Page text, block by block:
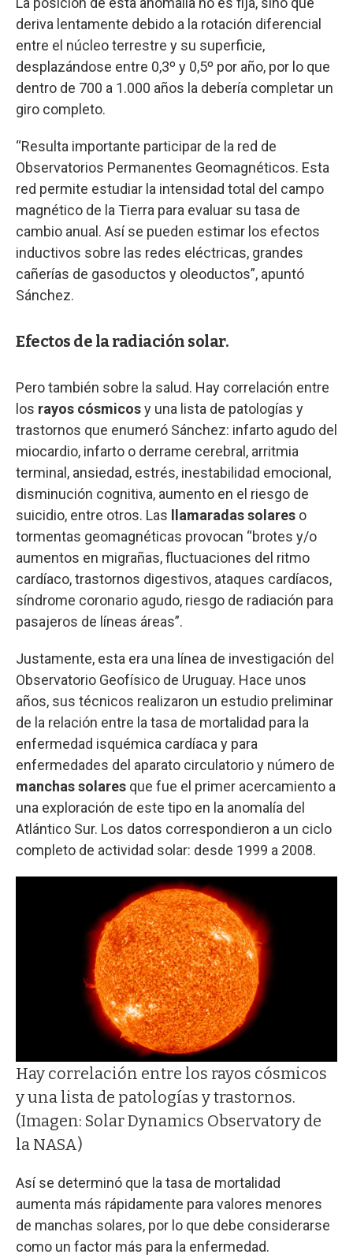
deriva lentamente debido a la rotación diferencial
entre el núcleo terrestre y su superficie,
desplazándose entre 0,3º y 0,5º por año, por lo que
dentro de 700 a 1.000 años la debería completar un
giro completo.
“Resulta importante participar de la red de
Observatorios Permanentes Geomagnéticos. Esta
red permite estudiar la intensidad total del campo
magnético de la Tierra para evaluar su tasa de
cambio anual. Así se pueden estimar los efectos
inductivos sobre las redes eléctricas, grandes
cañerías de gasoductos y oleoductos”, apuntó
Sánchez.
Efectos de la radiación solar.
Pero también sobre la salud. Hay correlación entre
los rayos cósmicosy una lista de patologías y
trastornos que enumeró Sánchez: infarto agudo del
miocardio, infarto o derrame cerebral, arritmia
terminal, ansiedad, estrés, inestabilidad emocional,
disminución cognitiva, aumento en el riesgo de
suicidio, entre otros. Las
llamaradas solares o
tormentas geomagnéticas provocan “brotes y/o
aumentos en migrañas, fluctuaciones del ritmo
cardíaco, trastornos digestivos, ataques cardíacos,
síndrome coronario agudo, riesgo de radiación para
pasajeros de líneas áreas”.
Justamente, esta era una línea de investigación del
Observatorio Geofísico de Uruguay. Hace unos
años, sus técnicos realizaron un estudio preliminar
de la relación entre la tasa de mortalidad para la
enfermedad isquémica cardíaca y para
enfermedades del aparato circulatorio y número de
manchas solares que fue el primer acercamiento a
una exploración de este tipo en la anomalía del
Atlántico Sur. Los datos correspondieron a un ciclo
completo de actividad solar: desde 1999 a 2008.
Hay correlación entre los rayos cósmicos
y una lista de patologías y trastornos.
(Imagen: Solar Dynamics Observatory de
la NASA)
Así se determinó que la tasa de mortalidad
aumenta más rápidamente para valores menores
de manchas solares, por lo que debe considerarse
como un factor más para la enfermedad.